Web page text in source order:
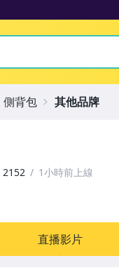
2152
1小時前上線
直播影片
側背包 其他品牌